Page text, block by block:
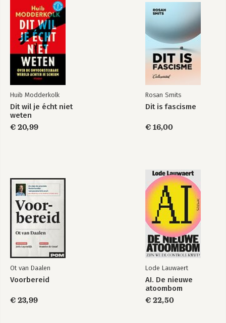
Liever moe dan lui
Oud worden, jong
blijven
Singing in the brain Hart voor je brein
Bekijk alle boeken
Huib Modderkolk
Dit wil je écht niet
weten
€ 20,99
Rosan Smits
Dit is fascisme
€ 16,00
Ot van Daalen
Voorbereid
€ 23,99
Lode Lauwaert
AI. De nieuwe
atoombom
€ 22,50